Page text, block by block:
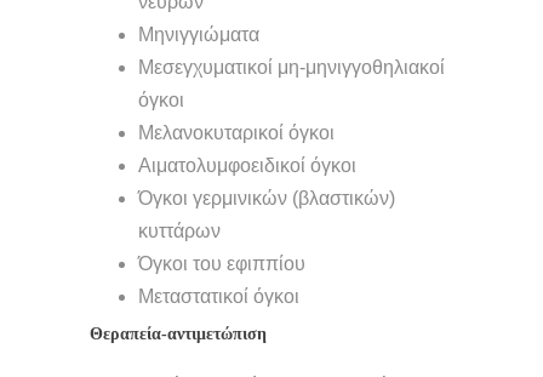
Μηνιγγιώματα
Μεσεγχυματικοί μη-μηνιγγοθηλιακοί
όγκοι
Μελανοκυταρικοί όγκοι
Αιματολυμφοειδικοί όγκοι
Όγκοι γερμινικών (βλαστικών)
κυττάρων
Όγκοι του εφιππίου
Μεταστατικοί όγκοι
Θεραπεία-αντιμετώπιση